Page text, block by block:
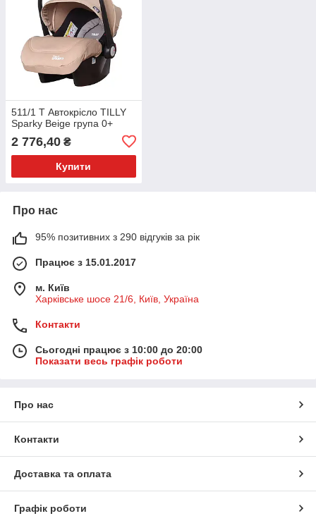
511/1 T Автокрісло TILLY
Sparky Beige група 0+
2 776,40 ₴
Купити
Про нас
95% позитивних з 290 відгуків за рік
Працює з 15.01.2017
м. Київ
Харківське шосе 21/6, Київ, Україна
Контакти
Сьогодні працює з 10:00 до 20:00
Показати весь графік роботи
Про нас
Контакти
Доставка та оплата
Графік роботи